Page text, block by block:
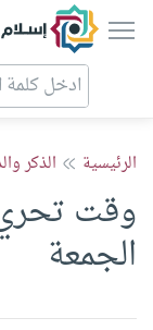
الرئيسية الذكر
وقت
الجمعة